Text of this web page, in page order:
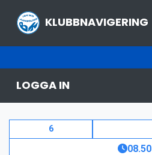
KLUBBNAVIGERING
LOGGA IN
6
08.50